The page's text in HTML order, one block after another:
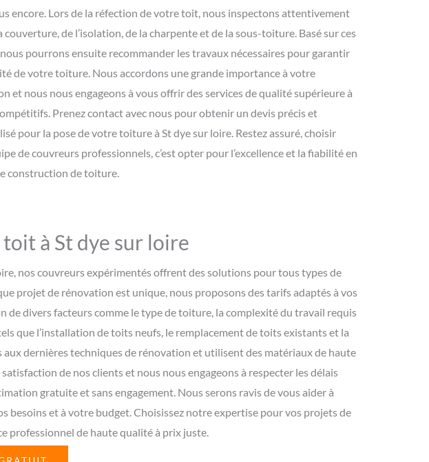
encore. Lors de la réfection de votre toit, nous inspectons attentivement
couverture, de l’isolation, de la charpente et de la sous-toiture. Basé sur ces
pourrons ensuite recommander les travaux nécessaires pour garantir
de votre toiture. Nous accordons une grande importance à votre
et nous nous engageons à vous offrir des services de qualité supérieure à
Prenez contact avec nous pour obtenir un devis précis et
pour la pose de votre toiture à St dye sur loire. Restez assuré, choisir
de couvreurs professionnels, c’est opter pour l’excellence et la fiabilité en
construction de toiture.
à St dye sur loire
nos couvreurs expérimentés offrent des solutions pour tous types de
projet de rénovation est unique, nous proposons des tarifs adaptés à vos
de divers facteurs comme le type de toiture, la complexité du travail requis
que l’installation de toits neufs, le remplacement de toits existants et la
dernières techniques de rénovation et utilisent des matériaux de haute
de nos clients et nous nous engageons à respecter les délais
gratuite et sans engagement. Nous serons ravis de vous aider à
et à votre budget. Choisissez notre expertise pour vos projets de
professionnel de haute qualité à prix juste.